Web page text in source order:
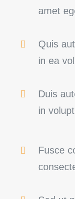
amet
Quis
in ea
Duis
in
Fusce